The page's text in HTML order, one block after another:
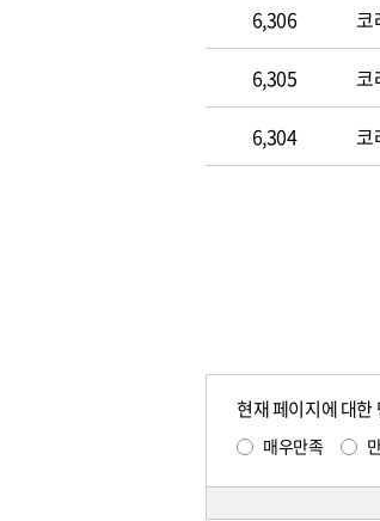
6,306 코
6,305 코
6,304 코
현재 페이지에 대한
매우만족